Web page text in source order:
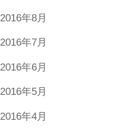
2016年8月
2016年7月
2016年6月
2016年5月
2016年4月